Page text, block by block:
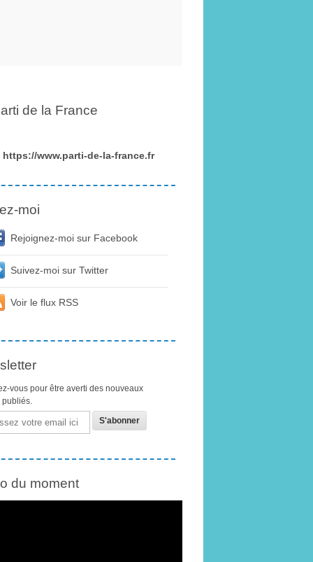
de la France
https://www.parti-de-la-france.fr
moi
Rejoignez-moi sur Facebook
Suivez-moi sur Twitter
Voir le flux RSS
vous pour être averti des nouveaux
publiés.
du moment